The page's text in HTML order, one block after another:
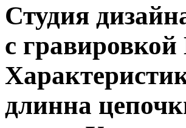
Студия
с
длинна